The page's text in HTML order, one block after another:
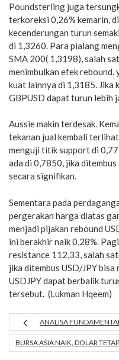
Poundsterling juga
terkoreksi 0,26% kemarin,
kecenderungan turun
di 1,3260. Para pialang
SMA 200( 1,3198), salah
menimbulkan efek
kuat lainnya di 1,3185. Jika
GBPUSD dapat turun lebih
Aussie makin terdesak.
tekanan jual kembali
menguji titik support di
ada di 0,7850, jika
secara signifikan.
Sementara pada
pergerakan harga diatas
menjadi pijakan rebound
ini berakhir naik 0,28%.
resistance 112,33, salah
jika ditembus USD/JPY
USDJPY dapat berbalik
tersebut. (Lukman Hqeem)
ANALISA
BURSA ASIA NAIK, DOLAR